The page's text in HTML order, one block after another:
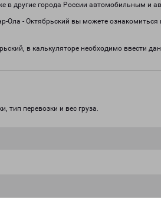
в другие города России автомобильным и
- Октябрьский вы можете
в калькуляторе необходимо ввести
тип перевозки и вес груза.